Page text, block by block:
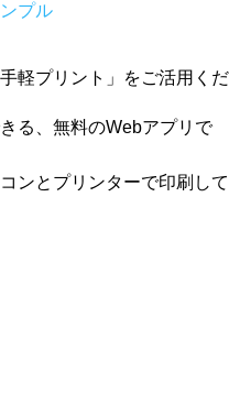
プル
軽プリント」をご活用くだ
る、無料のWebアプリで
ンとプリンターで印刷して